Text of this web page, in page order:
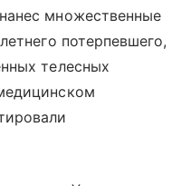
множественные
потерпевшего,
телесных